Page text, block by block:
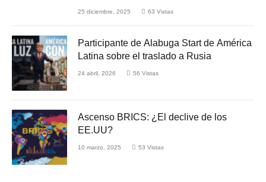
25 diciembre, 2025 63 Vistas
Participante de Alabuga Start de América
Latina sobre el traslado a Rusia
24 abril, 2026 56 Vistas
Ascenso BRICS: ¿El declive de los
EE.UU?
10 marzo, 2025 53 Vistas